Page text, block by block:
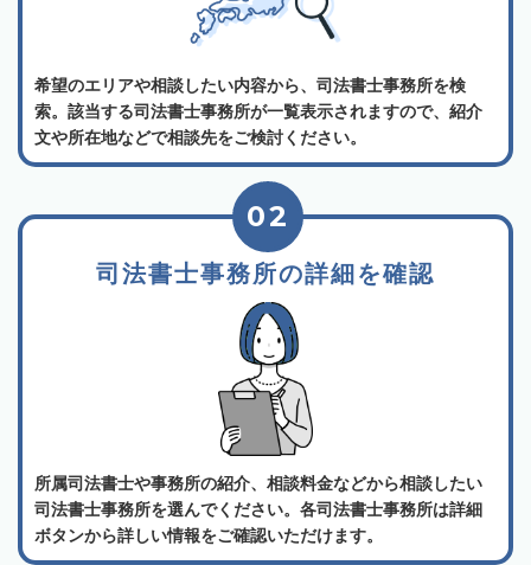
希望のエリアや相談したい内容から、司法書士事務所を検
索。該当する司法書士事務所が一覧表示されますので、紹介
文や所在地などで相談先をご検討ください。
司法書士事務所の詳細を確認
02
所属司法書士や事務所の紹介、相談料金などから相談したい
司法書士事務所を選んでください。各司法書士事務所は詳細
ボタンから詳しい情報をご確認いただけます。